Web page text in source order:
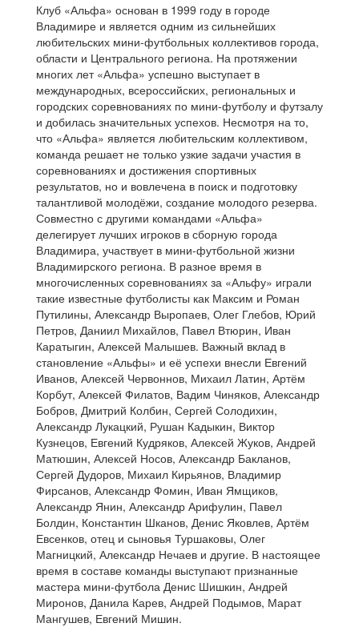
Клуб «Альфа» основан в 1999 году в городе
Владимире и является одним из сильнейших
любительских мини-футбольных коллективов города,
области и Центрального региона. На протяжении
многих лет «Альфа» успешно выступает в
международных, всероссийских, региональных и
городских соревнованиях по мини-футболу и футзалу
и добилась значительных успехов. Несмотря на то,
что «Альфа» является любительским коллективом,
команда решает не только узкие задачи участия в
соревнованиях и достижения спортивных
результатов, но и вовлечена в поиск и подготовку
талантливой молодёжи, создание молодого резерва.
Совместно с другими командами «Альфа»
делегирует лучших игроков в сборную города
Владимира, участвует в мини-футбольной жизни
Владимирского региона. В разное время в
многочисленных соревнованиях за «Альфу» играли
такие известные футболисты как Максим и Роман
Путилины, Александр Выропаев, Олег Глебов, Юрий
Петров, Даниил Михайлов, Павел Втюрин, Иван
Каратыгин, Алексей Малышев. Важный вклад в
становление «Альфы» и её успехи внесли Евгений
Иванов, Алексей Червоннов, Михаил Латин, Артём
Корбут, Алексей Филатов, Вадим Чиняков, Александр
Бобров, Дмитрий Колбин, Сергей Солодихин,
Александр Лукацкий, Рушан Кадыкин, Виктор
Кузнецов, Евгений Кудряков, Алексей Жуков, Андрей
Матюшин, Алексей Носов, Александр Бакланов,
Сергей Дудоров, Михаил Кирьянов, Владимир
Фирсанов, Александр Фомин, Иван Ямщиков,
Александр Янин, Александр Арифулин, Павел
Болдин, Константин Шканов, Денис Яковлев, Артём
Евсенков, отец и сыновья Туршаковы, Олег
Магницкий, Александр Нечаев и другие. В настоящее
время в составе команды выступают признанные
мастера мини-футбола Денис Шишкин, Андрей
Миронов, Данила Карев, Андрей Подымов, Марат
Мангушев, Евгений Мишин.